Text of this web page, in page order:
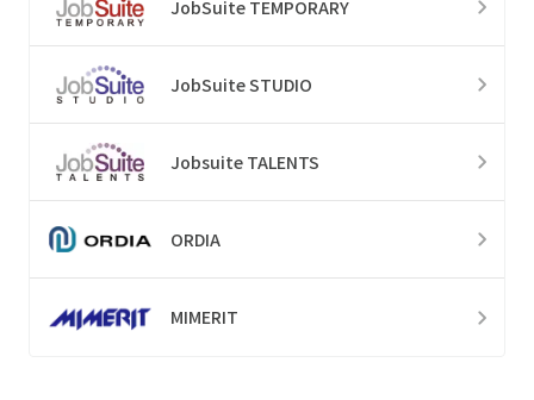
JobSuite TEMPORARY
JobSuite STUDIO
Jobsuite TALENTS
ORDIA
MIMERIT